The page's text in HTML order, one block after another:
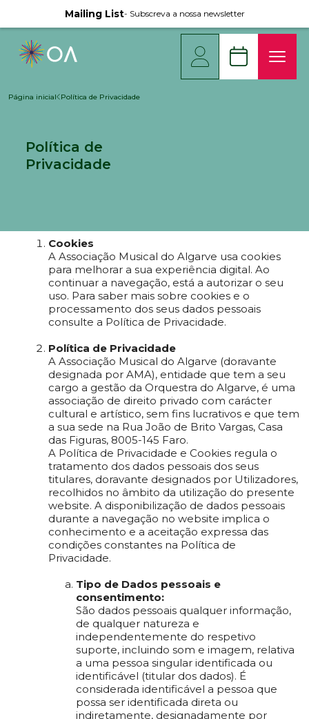
Mailing List- Subscreva a nossa newsletter
Página inicial Política de Privacidade
Política de
Privacidade
Cookies
A Associação Musical do Algarve usa cookies
para melhorar a sua experiência digital. Ao
continuar a navegação, está a autorizar o seu
uso. Para saber mais sobre cookies e o
processamento dos seus dados pessoais
consulte a Política de Privacidade.
Política de Privacidade
A Associação Musical do Algarve (doravante
designada por AMA), entidade que tem a seu
cargo a gestão da Orquestra do Algarve, é uma
associação de direito privado com carácter
cultural e artístico, sem fins lucrativos e que tem
a sua sede na Rua João de Brito Vargas, Casa
das Figuras, 8005-145 Faro.
A Política de Privacidade e Cookies regula o
tratamento dos dados pessoais dos seus
titulares, doravante designados por Utilizadores,
recolhidos no âmbito da utilização do presente
website. A disponibilização de dados pessoais
durante a navegação no website implica o
conhecimento e a aceitação expressa das
condições constantes na Política de
Privacidade.
Tipo de Dados pessoais e
consentimento:
São dados pessoais qualquer informação,
de qualquer natureza e
independentemente do respetivo
suporte, incluindo som e imagem, relativa
a uma pessoa singular identificada ou
identificável (titular dos dados). É
considerada identificável a pessoa que
possa ser identificada direta ou
indiretamente, designadamente por